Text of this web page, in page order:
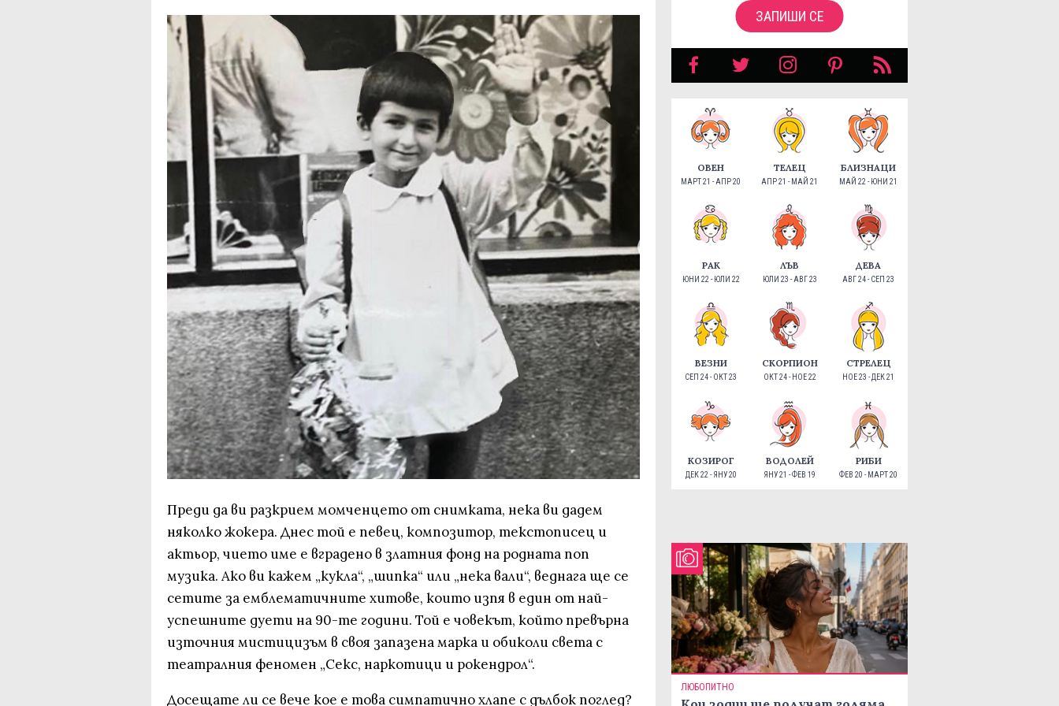
Преди да ви разкрием момченцето от снимката, нека ви дадем
няколко жокера. Днес той е певец, композитор, текстописец и
актьор, чието име е вградено в златния фонд на родната поп
музика. Ако ви кажем „кукла“, „шипка“ или „нека вали“, веднага ще се
сетите за емблематичните хитове, които изпя в един от най-
успешните дуети на 90-те години. Той е човекът, който превърна
източния мистицизъм в своя запазена марка и обиколи света с
театралния феномен „Секс, наркотици и рокендрол“.
Досещате ли се вече кое е това симпатично хлапе с дълбок поглед?
ЗАПИШИ СЕ
ОВЕН
МАРТ 21 - АПР 20
ТЕЛЕЦ
АПР 21 - МАЙ 21
БЛИЗНАЦИ
МАЙ 22 - ЮНИ 21
РАК
ЮНИ 22 - ЮЛИ 22
ЛЪВ
ЮЛИ 23 - АВГ 23
ДЕВА
АВГ 24 - СЕП 23
ВЕЗНИ
СЕП 24 - ОКТ 23
СКОРПИОН
ОКТ 24 - НОЕ 22
СТРЕЛЕЦ
НОЕ 23 - ДЕК 21
КОЗИРОГ
ДЕК 22 - ЯНУ 20
ВОДОЛЕЙ
ЯНУ 21 - ФЕВ 19
РИБИ
ФЕВ 20 - МАРТ 20
ЛЮБОПИТНО